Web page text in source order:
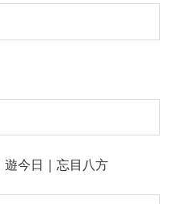
遊今日｜忘目八方